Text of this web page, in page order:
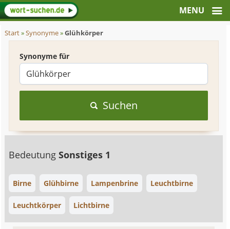
Start»Synonyme»Glühkörper
Synonyme für
Suchen
BedeutungSonstiges 1
Birne Glühbirne Lampenbrine Leuchtbirne
Leuchtkörper Lichtbirne